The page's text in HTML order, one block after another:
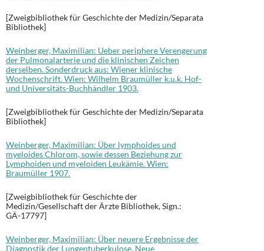
[Zweigbibliothek für Geschichte der Medizin/Separata
Bibliothek]
Weinberger, Maximilian: Ueber periphere Verengerung
der Pulmonalarterie und die klinischen Zeichen
derselben. Sonderdruck aus: Wiener klinische
Wochenschrift. Wien: Wilhelm Braumüller k.u.k. Hof-
und Universitäts-Buchhändler 1903.
[Zweigbibliothek für Geschichte der Medizin/Separata
Bibliothek]
Weinberger, Maximilian: Über lymphoides und
myeloides Chlorom, sowie dessen Beziehung zur
Lymphoiden und myeloiden Leukämie. Wien:
Braumüller 1907.
[Zweigbibliothek für Geschichte der
Medizin/Gesellschaft der Ärzte Bibliothek, Sign.:
GÄ-17797]
Weinberger, Maximilian: Über neuere Ergebnisse der
Diagnostik der Lungentuberkulose. Neue